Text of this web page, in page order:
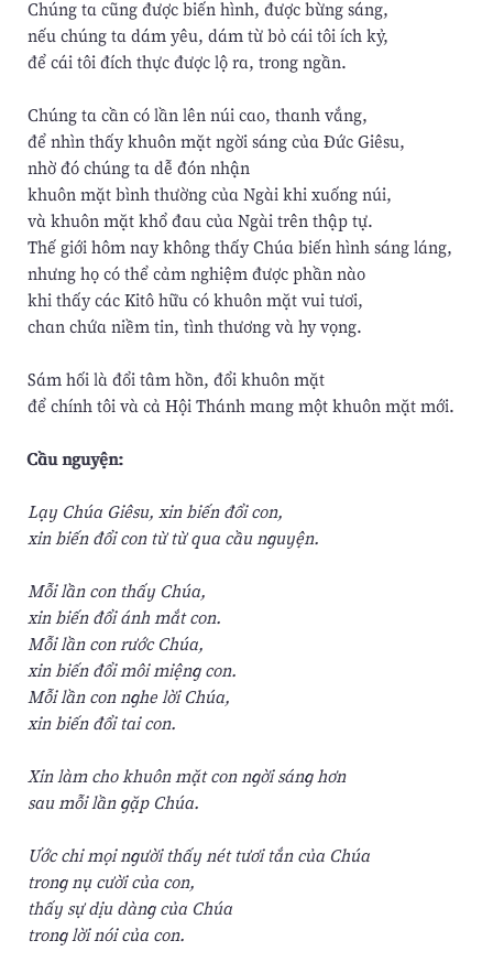
Chúng ta cũng được biến hình, được bừng sáng,
nếu chúng ta dám yêu, dám từ bỏ cái tôi ích kỷ,
để cái tôi đích thực được lộ ra, trong ngần.
Chúng ta cần có lần lên núi cao, thanh vắng,
để nhìn thấy khuôn mặt ngời sáng của Ðức Giêsu,
nhờ đó chúng ta dễ đón nhận
khuôn mặt bình thường của Ngài khi xuống núi,
và khuôn mặt khổ đau của Ngài trên thập tự.
Thế giới hôm nay không thấy Chúa biến hình sáng láng,
nhưng họ có thể cảm nghiệm được phần nào
khi thấy các Kitô hữu có khuôn mặt vui tươi,
chan chứa niềm tin, tình thương và hy vọng.
Sám hối là đổi tâm hồn, đổi khuôn mặt
để chính tôi và cả Hội Thánh mang một khuôn mặt mới.
Cầu nguyện:
Lạy Chúa Giêsu, xin biến đổi con,
xin biến đổi con từ từ qua cầu nguyện.
Mỗi lần con thấy Chúa,
xin biến đổi ánh mắt con.
Mỗi lần con rước Chúa,
xin biến đổi môi miệng con.
Mỗi lần con nghe lời Chúa,
xin biến đổi tai con.
Xin làm cho khuôn mặt con ngời sáng hơn
sau mỗi lần gặp Chúa.
Ước chi mọi người thấy nét tươi tắn của Chúa
trong nụ cười của con,
thấy sự dịu dàng của Chúa
trong lời nói của con.